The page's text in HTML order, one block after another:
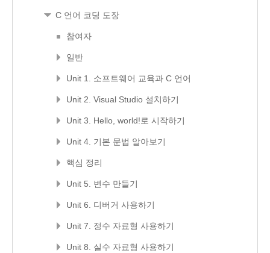
C 언어 코딩 도장
참여자
일반
Unit 1. 소프트웨어 교육과 C 언어
Unit 2. Visual Studio 설치하기
Unit 3. Hello, world!로 시작하기
Unit 4. 기본 문법 알아보기
핵심 정리
Unit 5. 변수 만들기
Unit 6. 디버거 사용하기
Unit 7. 정수 자료형 사용하기
Unit 8. 실수 자료형 사용하기